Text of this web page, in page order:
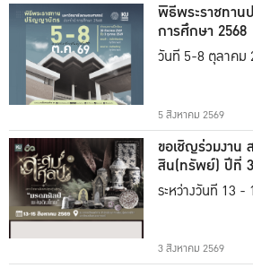
พิธีพระราชทา
การศึกษา 2568
วันที่ 5-8 ตุลาคม
5 สิงหาคม 2569
ขอเชิญร่วมงาน
สิน(ทรัพย์) ปีที่ 3
ระหว่างวันที่ 13
3 สิงหาคม 2569